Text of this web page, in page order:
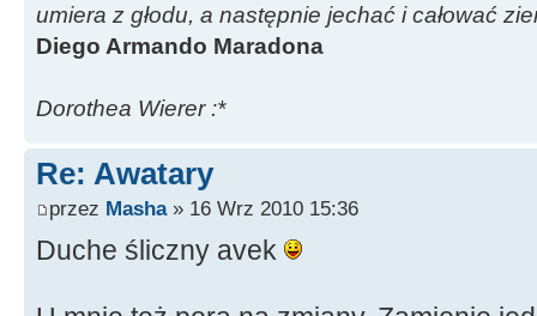
umiera z głodu, a następnie jechać i całować
Diego Armando Maradona
Dorothea Wierer :*
Re: Awatary
przez Masha» 16 Wrz 2010 15:36
Duche śliczny avek